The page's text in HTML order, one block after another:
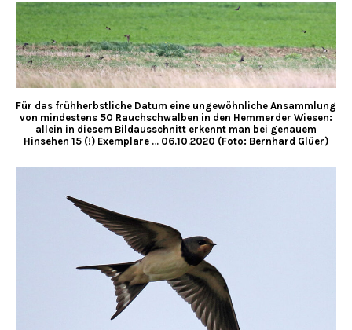
Für das frühherbstliche Datum eine ungewöhnliche Ansammlung
von mindestens 50 Rauchschwalben in den Hemmerder Wiesen:
allein in diesem Bildausschnitt erkennt man bei genauem
Hinsehen 15 (!) Exemplare … 06.10.2020 (Foto: Bernhard Glüer)